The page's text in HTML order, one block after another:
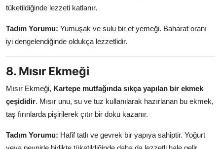
tüketildiğinde lezzeti katlanır.
Tadım Yorumu: Yumuşak ve sulu bir et yemeği. Baharat oranı
iyi dengelendiğinde oldukça lezzetlidir.
8. Mısır Ekmeği
Mısır Ekmeği, Kartepe mutfağında sıkça yapılan bir ekmek
çeşididir. Mısır unu, su ve tuz kullanılarak hazırlanan bu ekmek,
taş fırınlarda pişirilerek çıtır bir doku kazanır.
Tadım Yorumu: Hafif tatlı ve gevrek bir yapıya sahiptir. Yoğurt